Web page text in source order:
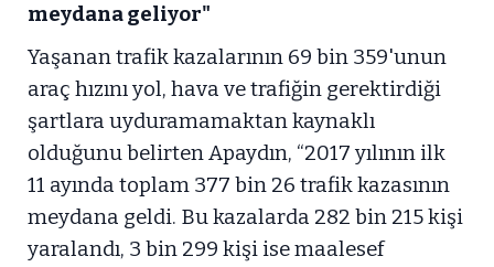
meydana geliyor"
Yaşanan trafik kazalarının 69 bin 359'unun
araç hızını yol, hava ve trafiğin gerektirdiği
şartlara uyduramamaktan kaynaklı
olduğunu belirten Apaydın, “2017 yılının ilk
11 ayında toplam 377 bin 26 trafik kazasının
meydana geldi. Bu kazalarda 282 bin 215 kişi
yaralandı, 3 bin 299 kişi ise maalesef